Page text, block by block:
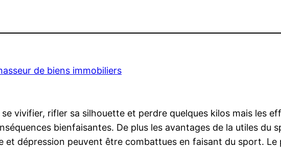
de biens immobiliers
vivifier, rifler sa silhouette et perdre quelques kilos mais les
bienfaisantes. De plus les avantages de la utiles
et dépression peuvent être combattues en faisant du sport.